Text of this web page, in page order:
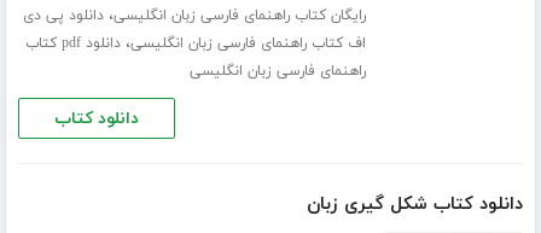
رایگان کتاب راهنمای فارسی زبان انگلیسی،دانلود پی دی
اف کتاب راهنمای فارسی زبان انگلیسی،
دانلود pdf کتاب
راهنمای فارسی زبان انگلیسی
دانلود کتاب
دانلود کتاب شکل گیری زبان